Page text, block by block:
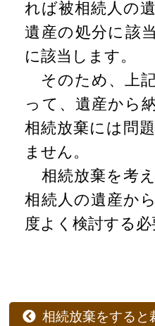
れば被相続人の
遺産の処分に該
に該当します。
そのため、上
って、遺産から
相続放棄には問
ません。
相続放棄を考
相続人の遺産か
度よく検討する必
相続放棄をすると